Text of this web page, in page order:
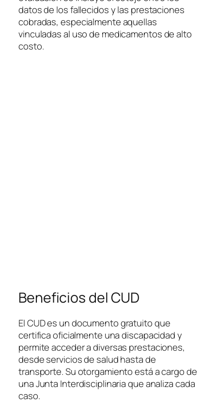
datos de los fallecidos y las prestaciones
cobradas, especialmente aquellas
vinculadas al uso de medicamentos de alto
costo.
Beneficios del CUD
El CUD es un documento gratuito que
certifica oficialmente una discapacidad y
permite acceder a diversas prestaciones,
desde servicios de salud hasta de
transporte. Su otorgamiento está a cargo de
una Junta Interdisciplinaria que analiza cada
caso.